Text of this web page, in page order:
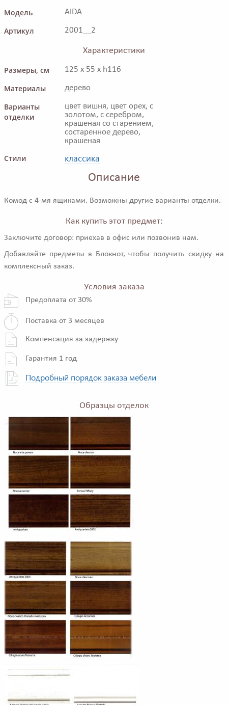
Модель AIDA
Артикул 2001__2
Характеристики
Размеры, см
125 x 55 x h116
Материалы дерево
Варианты
отделки
цвет вишня, цвет орех, с
золотом, с серебром,
крашеная со старением,
состаренное дерево,
крашеная
Стили классика
Описание
Комод с 4-мя ящиками. Возможны другие варианты отделки.
Как купить этот предмет:
Заключите договор: приехав в офис или позвонив нам.
Добавляйте предметы в Блокнот, чтобы получить скидку на
комплексный заказ.
Условия заказа
Предоплата от 30%
Поставка от 3 месяцев
Компенсация за задержку
Гарантия 1 год
Подробный порядок заказа мебели
Образцы отделок